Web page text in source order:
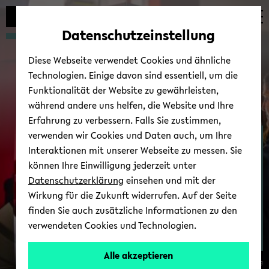
Automatische
vermeiden
zum
wechseln
zum
wechseln
zum
wechseln
Hochenergie­physik
© Uni­ver­si­tät Bie­le­feld/ André Wir­sig
Datenschutzeinstellung
Diese Webseite verwendet Cookies und ähnliche
Technologien. Einige davon sind essentiell, um die
Funktionalität der Website zu gewährleisten,
während andere uns helfen, die Website und Ihre
Erfahrung zu verbessern. Falls Sie zustimmen,
verwenden wir Cookies und Daten auch, um Ihre
Interaktionen mit unserer Webseite zu messen. Sie
können Ihre Einwilligung jederzeit unter
Datenschutzerklärung einsehen und mit der
Wirkung für die Zukunft widerrufen. Auf der Seite
finden Sie auch zusätzliche Informationen zu den
verwendeten Cookies und Technologien.
Alle akzeptieren